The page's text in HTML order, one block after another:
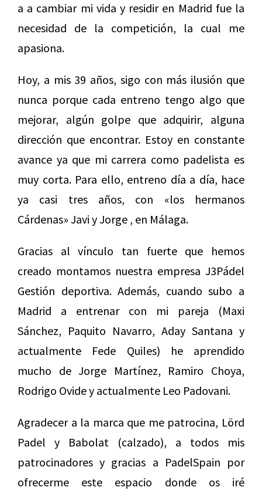
a a cambiar mi vida y residir en Madrid fue la
necesidad de la competición, la cual me
apasiona.
Hoy, a mis 39 años, sigo con más ilusión que
nunca porque cada entreno tengo algo que
mejorar, algún golpe que adquirir, alguna
dirección que encontrar. Estoy en constante
avance ya que mi carrera como padelista es
muy corta. Para ello, entreno día a día, hace
ya casi tres años, con «los hermanos
Cárdenas» Javi y Jorge , en Málaga.
Gracias al vínculo tan fuerte que hemos
creado montamos nuestra empresa J3Pádel
Gestión deportiva. Además, cuando subo a
Madrid a entrenar con mi pareja (Maxi
Sánchez, Paquito Navarro, Aday Santana y
actualmente Fede Quiles) he aprendido
mucho de Jorge Martínez, Ramiro Choya,
Rodrigo Ovide y actualmente Leo Padovani.
Agradecer a la marca que me patrocina, Lörd
Padel y Babolat (calzado), a todos mis
patrocinadores y gracias a PadelSpain por
ofrecerme este espacio donde os iré